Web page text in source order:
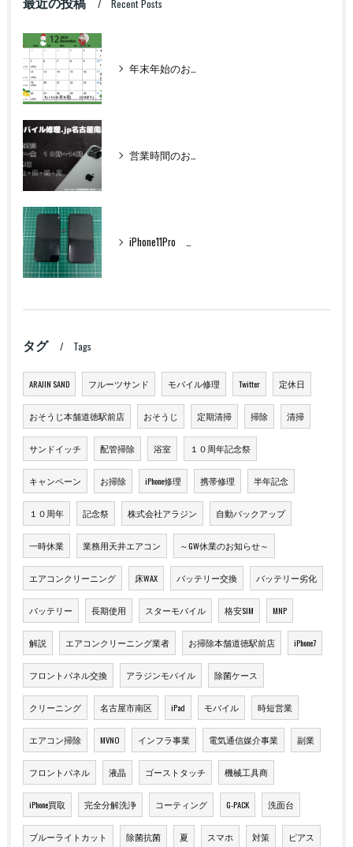
Recent Posts
年末年始のお知らせ
営業時間のお知らせ
iPhone11Pro フロントパネル交換
タグ Tags
ARAJIN SAND フルーツサンド モバイル修理 Twitter 定休日
おそうじ本舗道徳駅前店 おそうじ 定期清掃 掃除 清掃
サンドイッチ 配管掃除 浴室 １０周年記念祭
キャンペーン お掃除 iPhone修理 携帯修理 半年記念
１０周年 記念祭 株式会社アラジン 自動バックアップ
一時休業 業務用天井エアコン ～GW休業のお知らせ～
エアコンクリーニング 床WAX バッテリー交換 バッテリー劣化
バッテリー 長期使用 スターモバイル 格安SIM MNP
解説 エアコンクリーニング業者 お掃除本舗道徳駅前店 iPhone7
フロントパネル交換 アラジンモバイル 除菌ケース
クリーニング 名古屋市南区 iPad モバイル 時短営業
エアコン掃除 MVNO インフラ事業 電気通信媒介事業 副業
フロントパネル 液晶 ゴーストタッチ 機械工具商
iPhone買取 完全分解洗浄 コーティング G-PACK 洗面台
ブルーライトカット 除菌抗菌 夏 スマホ 対策 ピアス